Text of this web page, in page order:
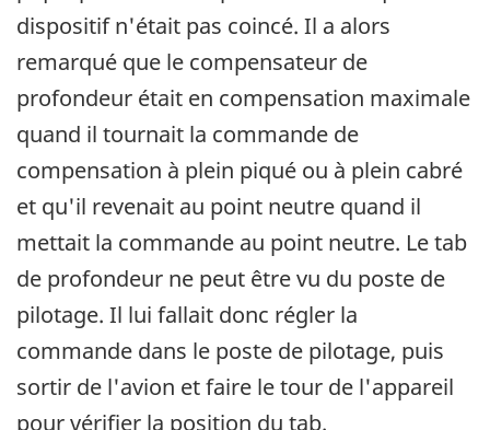
dispositif n'était pas coincé. Il a alors
remarqué que le compensateur de
profondeur était en compensation maximale
quand il tournait la commande de
compensation à plein piqué ou à plein cabré
et qu'il revenait au point neutre quand il
mettait la commande au point neutre. Le tab
de profondeur ne peut être vu du poste de
pilotage. Il lui fallait donc régler la
commande dans le poste de pilotage, puis
sortir de l'avion et faire le tour de l'appareil
pour vérifier la position du tab.